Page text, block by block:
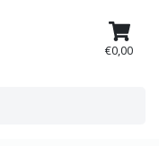
€0,00